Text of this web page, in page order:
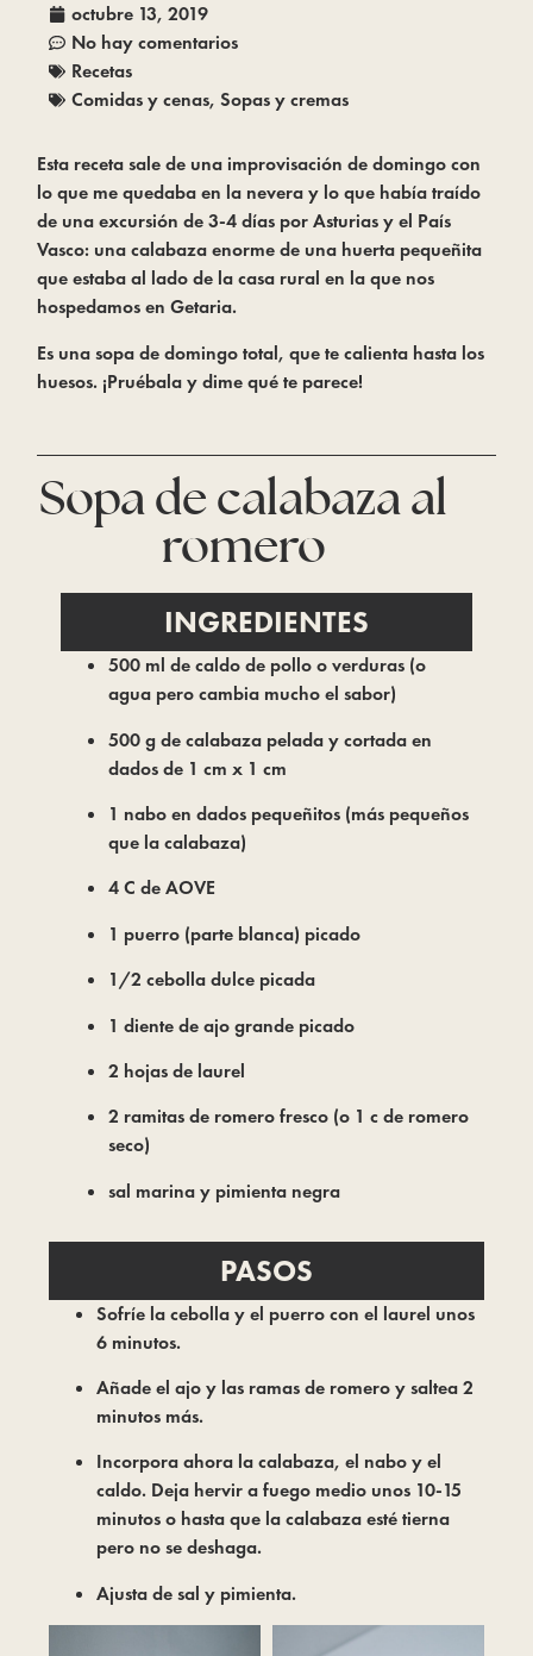
octubre 13, 2019
No hay comentarios
Recetas
Comidas y cenas, Sopas y cremas
Esta receta sale de una improvisación de domingo con
lo que me quedaba en la nevera y lo que había traído
de una excursión de 3-4 días por Asturias y el País
Vasco: una calabaza enorme de una huerta pequeñita
que estaba al lado de la casa rural en la que nos
hospedamos en Getaria.
Es una sopa de domingo total, que te calienta hasta los
huesos. ¡Pruébala y dime qué te parece!
Sopa de calabaza al
romero
INGREDIENTES
500 ml de caldo de pollo o verduras (o
agua pero cambia mucho el sabor)
500 g de calabaza pelada y cortada en
dados de 1 cm x 1 cm
1 nabo en dados pequeñitos (más pequeños
que la calabaza)
4 C de AOVE
1 puerro (parte blanca) picado
1/2 cebolla dulce picada
1 diente de ajo grande picado
2 hojas de laurel
2 ramitas de romero fresco (o 1 c de romero
seco)
sal marina y pimienta negra
PASOS
Sofríe la cebolla y el puerro con el laurel unos
6 minutos.
Añade el ajo y las ramas de romero y saltea 2
minutos más.
Incorpora ahora la calabaza, el nabo y el
caldo. Deja hervir a fuego medio unos 10-15
minutos o hasta que la calabaza esté tierna
pero no se deshaga.
Ajusta de sal y pimienta.